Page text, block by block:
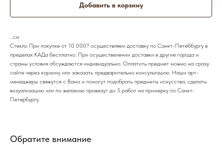
Добавить в корзину
...см
Стекло При покупке от 10 000? осуществляем доставку по Санкт-Петеббургу в
пределах КАДа бесплатно. При осуществелении доставки в другие города и
страны условия обсуждаются индивидуально. Оплатить предмет можно на сразу
сайте через корзину или заказать предварительно консультацию. Наши арт-
менеджеры свяжутся с Вами и помогут подобрать предметы искусства, сделать
визуализацию или по желанию привезут до 5 работ на примерку по Санкт-
Петербургу.
Обратите внимание